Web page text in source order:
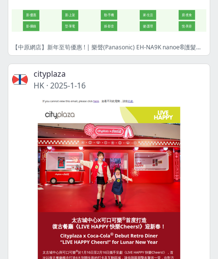
【中原網店】新年至筍優惠 ! | 樂聲(Panasonic) EH-NA9K nanoe®護髮風筒 | 港幣979元 | 限量8件! | 網店限定
cityplaza
HK · 2025-1-16